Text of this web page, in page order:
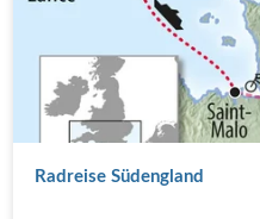
Radreise Südengland